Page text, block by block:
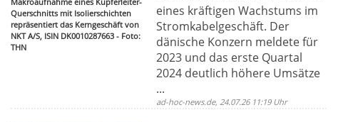
Querschnitts mit Isolierschichten
repräsentiert das Kerngeschäft von
NKT A/S, ISIN DK0010287663 - Foto:
THN
eines kräftigen Wachstums im
Stromkabelgeschäft. Der
dänische Konzern meldete für
2023 und das erste Quartal
2024 deutlich höhere Umsätze
...
ad-hoc-news.de, 24.07.26 11:19 Uhr